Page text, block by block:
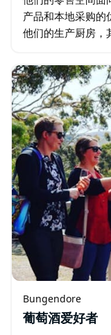
产品和本地采购的
他们的生产厨房，
艺，并乐于与顾客
Bungendore
葡萄酒爱好者